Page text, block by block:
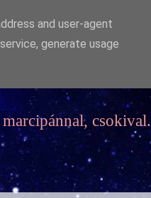
csokival.
and user-agent
generate usage